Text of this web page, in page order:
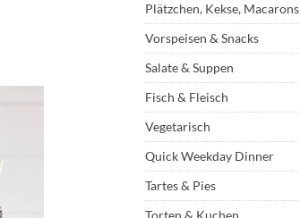
Plätzchen, Kekse, Macarons
Vorspeisen & Snacks
Salate & Suppen
Fisch & Fleisch
Vegetarisch
Quick Weekday Dinner
Tartes & Pies
Torten & Kuchen